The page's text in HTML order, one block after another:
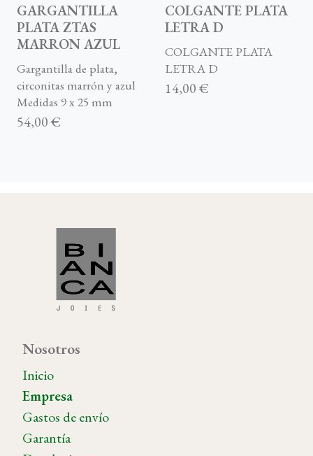
GARGANTILLA
PLATA ZTAS
MARRON AZUL
Gargantilla de plata,
circonitas marrón y azul
Medidas 9 x 25 mm
54,00 €
COLGANTE PLATA
LETRA D
COLGANTE PLATA
LETRA D
14,00 €
Nosotros
Inicio
Empresa
Gastos de envío
Garantía